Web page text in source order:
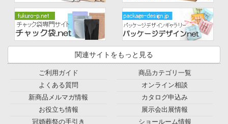
関連サイトをもっと見る
ご利用ガイド
よくある質問
新商品メルマガ情報
お役立ち情報
冠婚葬祭の手引き
商品カテゴリ一覧
オンライン相談
カタログ申込み
展示会出展情報
ショールーム情報